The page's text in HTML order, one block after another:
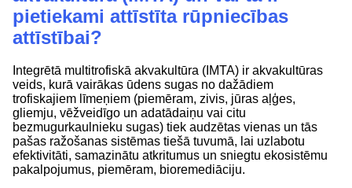
pietiekami attīstīta rūpniecības
attīstībai?
Integrētā multitrofiskā akvakultūra (IMTA) ir akvakultūras
veids, kurā vairākas ūdens sugas no dažādiem
trofiskajiem līmeņiem (piemēram, zivis, jūras aļģes,
gliemju, vēžveidīgo un adatādaiņu vai citu
bezmugurkaulnieku sugas) tiek audzētas vienas un tās
pašas ražošanas sistēmas tiešā tuvumā, lai uzlabotu
efektivitāti, samazinātu atkritumus un sniegtu ekosistēmu
pakalpojumus, piemēram, bioremediāciju.